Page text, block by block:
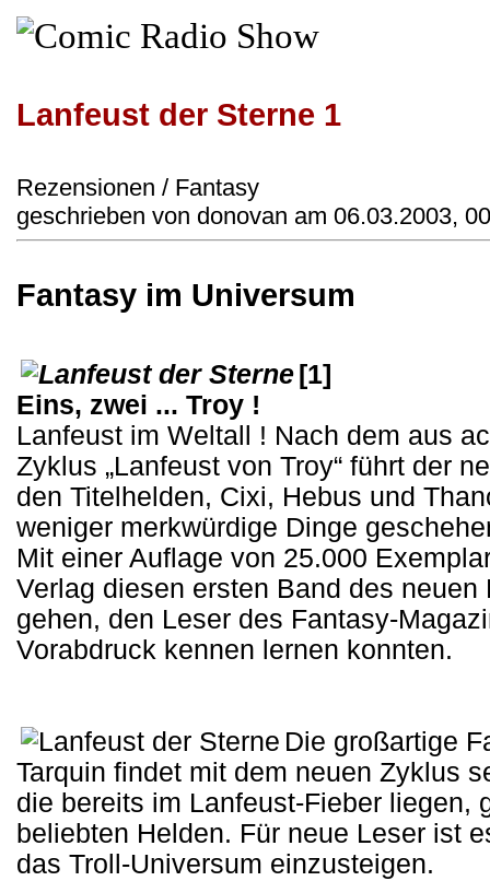
Lanfeust der Sterne 1
Rezensionen / Fantasy
geschrieben von donovan am 06.03.2003,
Fantasy im Universum
[1]
Eins, zwei ... Troy !
Lanfeust im Weltall ! Nach dem aus
Zyklus „Lanfeust von Troy“ führt der
den Titelhelden, Cixi, Hebus und
weniger merkwürdige Dinge
Mit einer Auflage von 25.000
Verlag diesen ersten Band des
gehen, den Leser des Fantasy-
Vorabdruck kennen lernen konnten.
Die großartige
Tarquin findet mit dem neuen Zyklus
die bereits im Lanfeust-Fieber liegen,
beliebten Helden. Für neue Leser ist
das Troll-Universum einzusteigen.